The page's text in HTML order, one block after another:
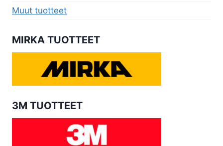
Muut tuotteet
MIRKA TUOTTEET
3M TUOTTEET